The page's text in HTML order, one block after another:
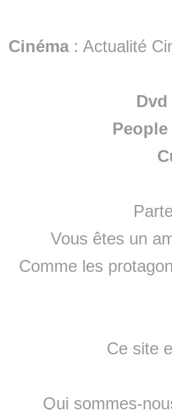
Cinéma: Actualité
Dvd
People
Vous êtes un
Comme les
Ce site
Qui sommes-